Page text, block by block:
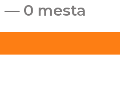
— 0 mesta